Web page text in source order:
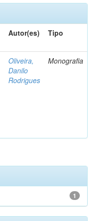
Autor(es) Tipo
Oliveira,
Danilo
Rodrigues
Monografia
1